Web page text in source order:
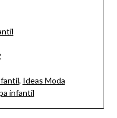
, Ideas Moda
infantil